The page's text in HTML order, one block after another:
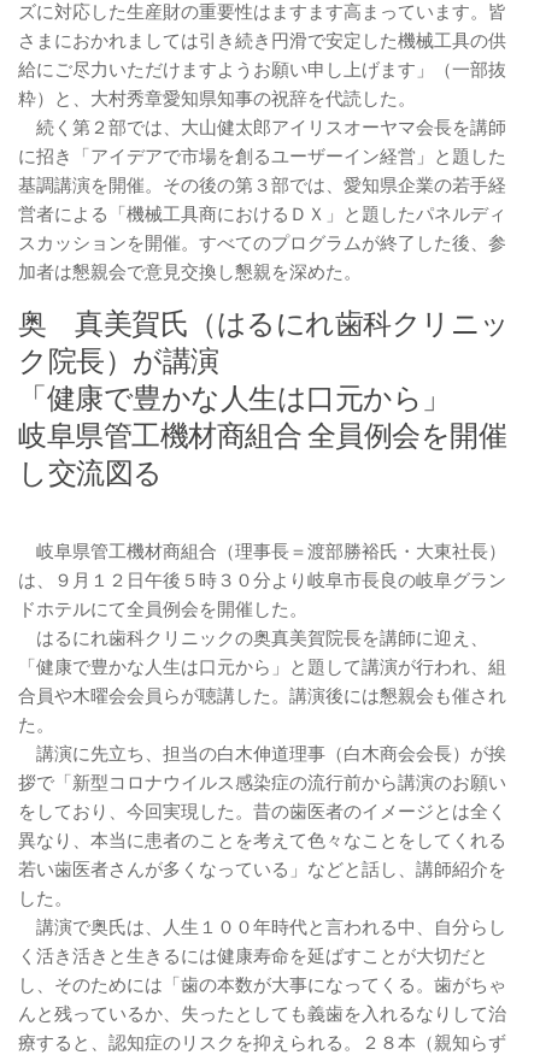
ズに対応した生産財の重要性はますます高まっています。皆
さまにおかれましては引き続き円滑で安定した機械工具の供
給にご尽力いただけますようお願い申し上げます」（一部抜
粋）と、大村秀章愛知県知事の祝辞を代読した。
続く第２部では、大山健太郎アイリスオーヤマ会長を講師
に招き「アイデアで市場を創るユーザーイン経営」と題した
基調講演を開催。その後の第３部では、愛知県企業の若手経
営者による「機械工具商におけるＤＸ」と題したパネルディ
スカッションを開催。すべてのプログラムが終了した後、参
加者は懇親会で意見交換し懇親を深めた。
奥 真美賀氏（はるにれ歯科クリニッ
ク院長）が講演
「健康で豊かな人生は口元から」
岐阜県管工機材商組合 全員例会を開催
し交流図る
岐阜県管工機材商組合（理事長＝渡部勝裕氏・大東社長）
は、９月１２日午後５時３０分より岐阜市長良の岐阜グラン
ドホテルにて全員例会を開催した。
はるにれ歯科クリニックの奥真美賀院長を講師に迎え、
「健康で豊かな人生は口元から」と題して講演が行われ、組
合員や木曜会会員らが聴講した。講演後には懇親会も催され
た。
講演に先立ち、担当の白木伸道理事（白木商会会長）が挨
拶で「新型コロナウイルス感染症の流行前から講演のお願い
をしており、今回実現した。昔の歯医者のイメージとは全く
異なり、本当に患者のことを考えて色々なことをしてくれる
若い歯医者さんが多くなっている」などと話し、講師紹介を
した。
講演で奥氏は、人生１００年時代と言われる中、自分らし
く活き活きと生きるには健康寿命を延ばすことが大切だと
し、そのためには「歯の本数が大事になってくる。歯がちゃ
んと残っているか、失ったとしても義歯を入れるなりして治
療すると、認知症のリスクを抑えられる。２８本（親知らず